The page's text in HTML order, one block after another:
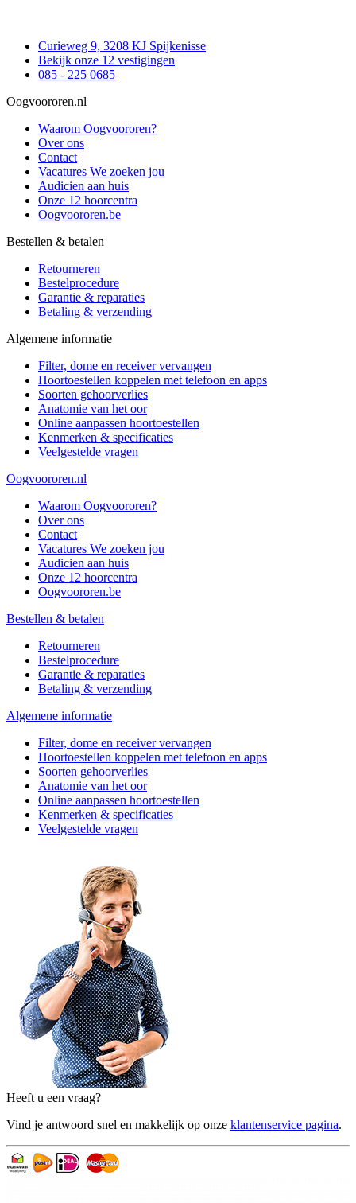
Curieweg 9, 3208 KJ Spijkenisse
Bekijk onze 12 vestigingen
085 - 225 0685
Oogvoororen.nl
Waarom Oogvoororen?
Over ons
Contact
Vacatures We zoeken jou
Audicien aan huis
Onze 12 hoorcentra
Oogvoororen.be
Bestellen & betalen
Retourneren
Bestelprocedure
Garantie & reparaties
Betaling & verzending
Algemene informatie
Filter, dome en receiver vervangen
Hoortoestellen koppelen met telefoon en apps
Soorten gehoorverlies
Anatomie van het oor
Online aanpassen hoortoestellen
Kenmerken & specificaties
Veelgestelde vragen
Oogvoororen.nl
Waarom Oogvoororen?
Over ons
Contact
Vacatures We zoeken jou
Audicien aan huis
Onze 12 hoorcentra
Oogvoororen.be
Bestellen & betalen
Retourneren
Bestelprocedure
Garantie & reparaties
Betaling & verzending
Algemene informatie
Filter, dome en receiver vervangen
Hoortoestellen koppelen met telefoon en apps
Soorten gehoorverlies
Anatomie van het oor
Online aanpassen hoortoestellen
Kenmerken & specificaties
Veelgestelde vragen
Heeft u een vraag?
Vind je antwoord snel en makkelijk op onze klantenservice pagina.